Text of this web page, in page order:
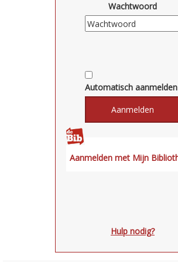
Wachtwoord
Automatisch aanmelden
Hulp nodig?